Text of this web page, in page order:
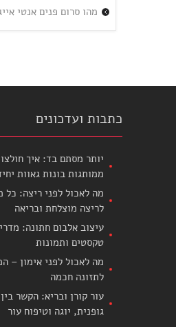
מהו סרום פנים אנטי
כתבות ועדכונים
יותר מסתם בד: איך
ממותגות בונות גאוות
מה לאכול לפני ריצה:
לריצה מוצלחת ובריאה
עיצוב אלבום חתונה:
טקסטים ותמונות
מה לאכול לפני אימון –
לתזונה חכמה
עור קורן ובריא: הקשר
גופנית, יוגה וטיפוח עור